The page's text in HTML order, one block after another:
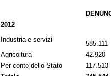
2012
Industria e servizi
585.111
Agricoltura
42.920
Per conto dello Stato
117.513